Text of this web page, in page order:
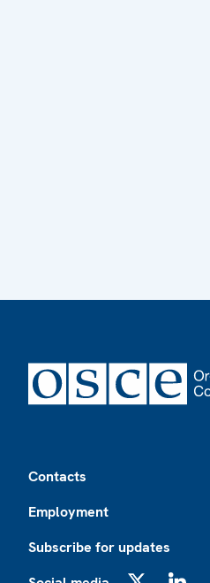
Contacts
Employment
Subscribe for updates